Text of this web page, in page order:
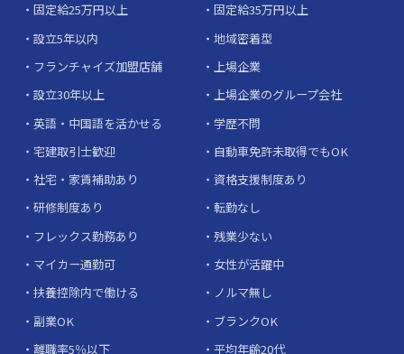
固定給25万円以上
固定給35万円以上
設立5年以内
地域密着型
フランチャイズ加盟店舗
上場企業
設立30年以上
上場企業のグループ会社
英語・中国語を活かせる
学歴不問
宅建取引士歓迎
自動車免許未取得でもOK
社宅・家賃補助あり
資格支援制度あり
研修制度あり
転勤なし
フレックス勤務あり
残業少ない
マイカー通勤可
女性が活躍中
扶養控除内で働ける
ノルマ無し
副業OK
ブランクOK
離職率5％以下
平均年齢20代